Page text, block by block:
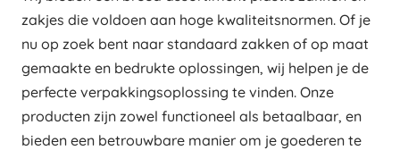
zakjes die voldoen aan hoge kwaliteitsnormen. Of je
nu op zoek bent naar standaard zakken of op maat
gemaakte en bedrukte oplossingen, wij helpen je de
perfecte verpakkingsoplossing te vinden. Onze
producten zijn zowel functioneel als betaalbaar, en
bieden een betrouwbare manier om je goederen te